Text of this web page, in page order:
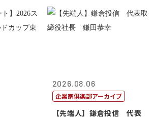
2026.08.06
企業家倶楽部アーカイブ
【先端人】鎌倉投信 代表